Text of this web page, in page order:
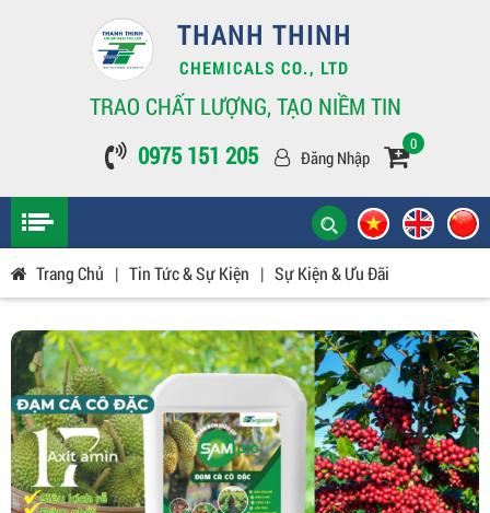
THANH THINH
CHEMICALS CO., LTD
TRAO CHẤT LƯỢNG, TẠO NIỀM TIN
0975 151 205
Đăng Nhập
0
Trang Chủ | Tin Tức & Sự Kiện | Sự Kiện & Ưu Đãi